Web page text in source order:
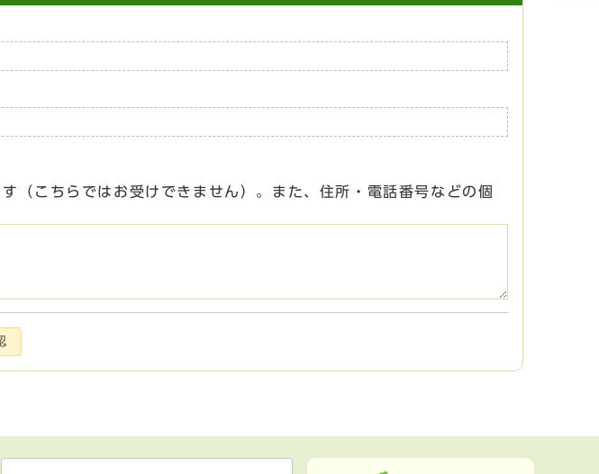
（こちらではお受けできません）。また、住所・電話番号などの個